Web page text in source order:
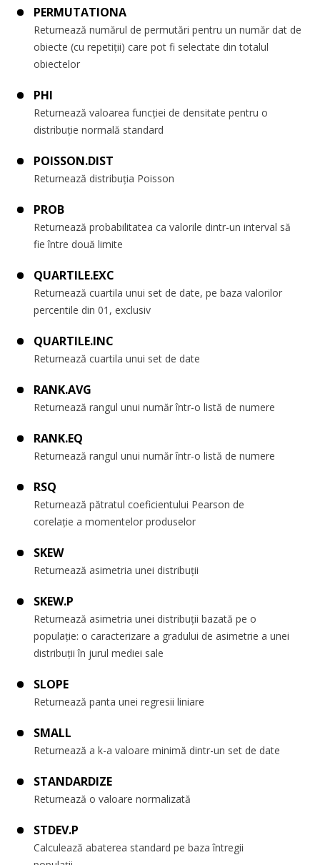
PERMUTATIONA
Returnează numărul de permutări pentru un număr dat de
obiecte (cu repetiții) care pot fi selectate din totalul
obiectelor
PHI
Returnează valoarea funcției de densitate pentru o
distribuție normală standard
POISSON.DIST
Returnează distribuția Poisson
PROB
Returnează probabilitatea ca valorile dintr-un interval să
fie între două limite
QUARTILE.EXC
Returnează cuartila unui set de date, pe baza valorilor
percentile din 01, exclusiv
QUARTILE.INC
Returnează cuartila unui set de date
RANK.AVG
Returnează rangul unui număr într-o listă de numere
RANK.EQ
Returnează rangul unui număr într-o listă de numere
RSQ
Returnează pătratul coeficientului Pearson de
corelație a momentelor produselor
SKEW
Returnează asimetria unei distribuții
SKEW.P
Returnează asimetria unei distribuții bazată pe o
populație: o caracterizare a gradului de asimetrie a unei
distribuții în jurul mediei sale
SLOPE
Returnează panta unei regresii liniare
SMALL
Returnează a k-a valoare minimă dintr-un set de date
STANDARDIZE
Returnează o valoare normalizată
STDEV.P
Calculează abaterea standard pe baza întregii